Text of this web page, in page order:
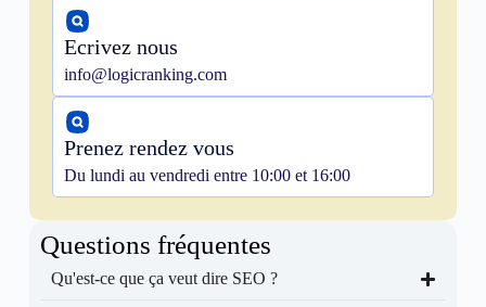
Ecrivez nous
info@logicranking.com
Prenez rendez vous
Du lundi au vendredi entre 10:00 et 16:00
Questions fréquentes
Qu'est-ce que ça veut dire SEO ?